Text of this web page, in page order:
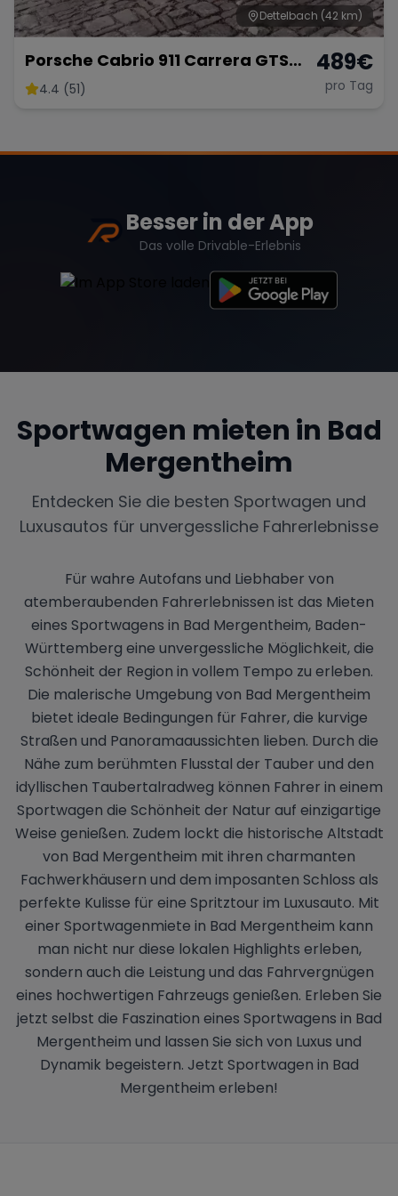
Bugatti Lotus Maserati
Range Rover Corvette
Dettelbach (42 km)
Porsche Cabrio 911 Carrera GTS
mieten
4.4 (51)
489€
pro Tag
Besser in der App
Das volle Drivable-Erlebnis
Sportwagen mieten in Bad
Mergentheim
Entdecken Sie die besten Sportwagen und
Luxusautos für unvergessliche Fahrerlebnisse
Für wahre Autofans und Liebhaber von
atemberaubenden Fahrerlebnissen ist das Mieten
eines Sportwagens in Bad Mergentheim, Baden-
Württemberg eine unvergessliche Möglichkeit, die
Schönheit der Region in vollem Tempo zu erleben.
Die malerische Umgebung von Bad Mergentheim
bietet ideale Bedingungen für Fahrer, die kurvige
Straßen und Panoramaaussichten lieben. Durch die
Nähe zum berühmten Flusstal der Tauber und den
idyllischen Taubertalradweg können Fahrer in einem
Sportwagen die Schönheit der Natur auf einzigartige
Weise genießen. Zudem lockt die historische Altstadt
von Bad Mergentheim mit ihren charmanten
Fachwerkhäusern und dem imposanten Schloss als
perfekte Kulisse für eine Spritztour im Luxusauto. Mit
einer Sportwagenmiete in Bad Mergentheim kann
man nicht nur diese lokalen Highlights erleben,
sondern auch die Leistung und das Fahrvergnügen
eines hochwertigen Fahrzeugs genießen. Erleben Sie
jetzt selbst die Faszination eines Sportwagens in Bad
Mergentheim und lassen Sie sich von Luxus und
Dynamik begeistern. Jetzt Sportwagen in Bad
Mergentheim erleben!